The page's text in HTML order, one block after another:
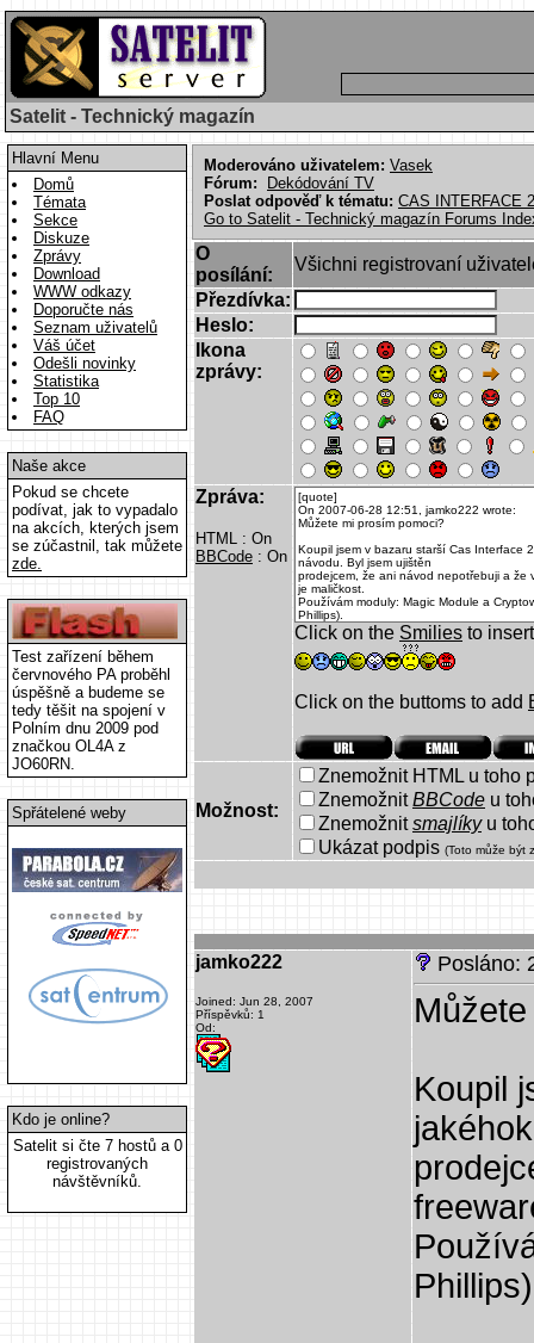
Satelit - Technický magazín
Hlavní Menu
Domů
Témata
Sekce
Diskuze
Zprávy
Download
WWW odkazy
Doporučte nás
Seznam uživatelů
Váš účet
Odešli novinky
Statistika
Top 10
FAQ
Naše akce
Pokud se chcete
podívat, jak to vypadalo
na akcích, kterých jsem
se zúčastnil, tak můžete
zde.
Test zařízení během
červnového PA proběhl
úspěšně a budeme se
tedy těšit na spojení v
Polním dnu 2009 pod
značkou OL4A z
JO60RN.
Spřátelené weby
Kdo je online?
Satelit si čte 7 hostů a 0
registrovaných
návštěvníků.
Moderováno uživatelem: Vasek
Fórum:
Dekódování TV
Poslat odpověď k tématu: CAS INTERFACE 2
Go to Satelit - Technický magazín Forums
O
posílání:
Všichni registrovaní
Přezdívka:
Heslo:
Ikona
zprávy:
Zpráva:
HTML : On
BBCode : On
Click on the Smilies to
Click on the buttoms to add
Možnost:
Znemožnit HTML u toho
ZnemožnitBBCode u
Znemožnitsmajlíkyu
Ukázat podpis (Toto může být
jamko222
Joined: Jun 28, 2007
Příspěvků: 1
Od:
Posláno:
Koupil